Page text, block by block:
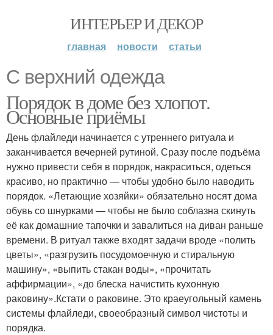
ИНТЕРЬЕР И ДЕКОР
главная новости статьи
С верхний одежда
Порядок в доме без хлопот.
Основные приёмы
День флайледи начинается с утреннего ритуала и
заканчивается вечерней рутиной. Сразу после подъёма
нужно привести себя в порядок, накраситься, одеться
красиво, но практично — чтобы удобно было наводить
порядок. «Летающие хозяйки» обязательно носят дома
обувь со шнурками — чтобы не было соблазна скинуть
её как домашние тапочки и завалиться на диван раньше
времени. В ритуал также входят задачи вроде «полить
цветы», «разгрузить посудомоечную и стиральную
машину», «выпить стакан воды», «прочитать
аффирмации», «до блеска начистить кухонную
раковину».Кстати о раковине. Это краеугольный камень
системы флайледи, своеобразный символ чистоты и
порядка.